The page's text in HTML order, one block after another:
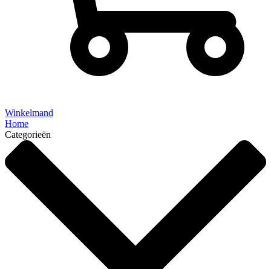
Winkelmand
Home
Categorieën